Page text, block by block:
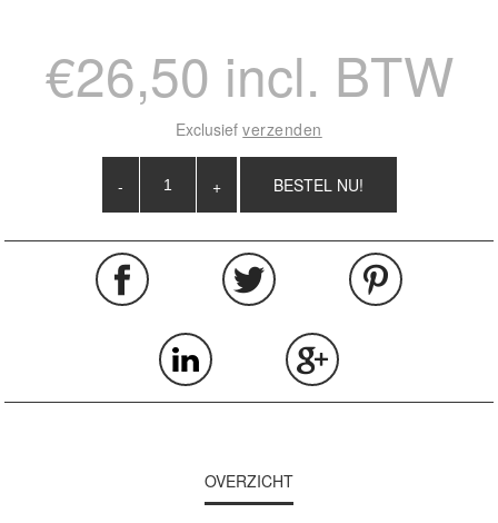
€26,50 incl. BTW
Exclusiefverzenden
- +
OVERZICHT